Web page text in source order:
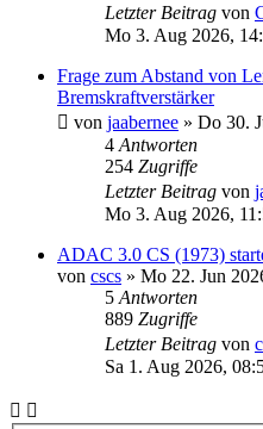
Letzter Beitrag von
Mo 3. Aug 2026,
Frage zum Abstand von
Bremskraftverstärker
von jaabernee » Do 30.
4 Antworten
254 Zugriffe
Letzter Beitrag von
Mo 3. Aug 2026,
ADAC 3.0 CS (1973)
von cscs » Mo 22. Jun
5 Antworten
889 Zugriffe
Letzter Beitrag von
Sa 1. Aug 2026,